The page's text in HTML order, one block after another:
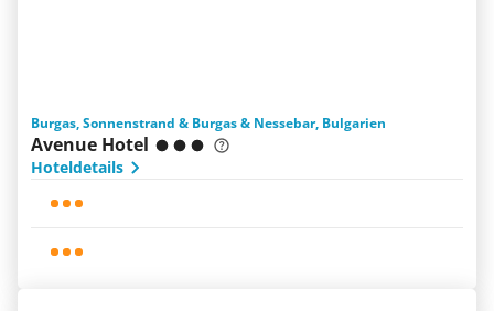
Burgas, Sonnenstrand & Burgas & Nessebar, Bulgarien
Avenue Hotel
Hoteldetails